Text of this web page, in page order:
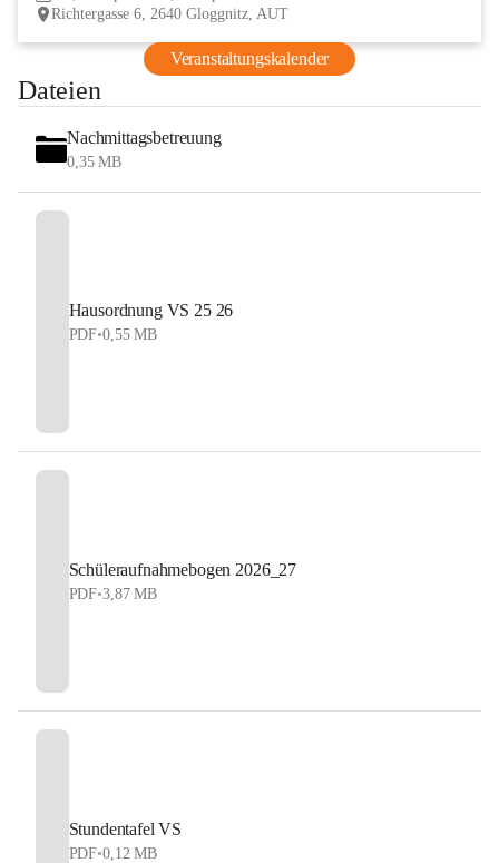
Richtergasse 6, 2640 Gloggnitz, AUT
Veranstaltungskalender
Dateien
Nachmittagsbetreuung
0,35 MB
Hausordnung VS 25 26
PDF•0,55 MB
Schüleraufnahmebogen 2026_27
PDF•3,87 MB
Stundentafel VS
PDF•0,12 MB